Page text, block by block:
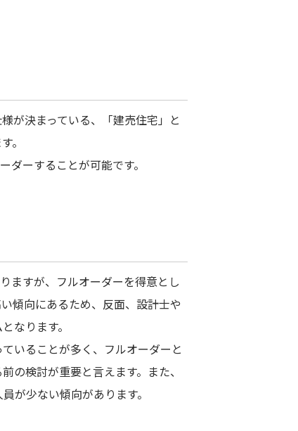
が決まっている、「建売住宅」と
。
ーすることが可能です。
ますが、フルオーダーを得意とし
傾向にあるため、反面、設計士や
なります。
いることが多く、フルオーダーと
の検討が重要と言えます。また、
が少ない傾向があります。